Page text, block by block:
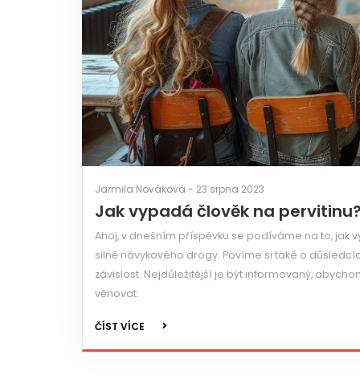
Jarmila Nováková - 23 srpna 2023
Jak vypadá člověk na
Ahoj, v dnešním příspěvku se podíváme na to, jak
silně návykového drogy. Povíme si také o
závislost. Nejdůležitější je být informovaný,
věnovat.
ČÍST VÍCE